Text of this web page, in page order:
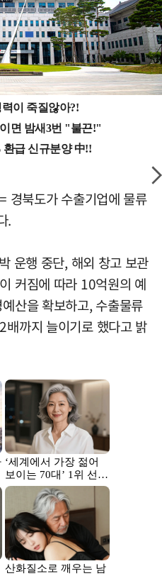
경북도가 수출기업에 물류
.
운행 중단, 해외 창고 보관
커짐에 따라 10억원의 예
산을 확보하고, 수출물류
배까지 늘이기로 했다고 밝